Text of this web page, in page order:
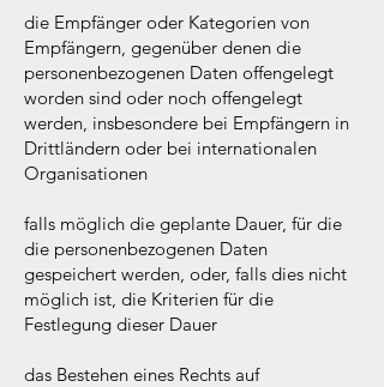
die Empfänger oder Kategorien von
Empfängern, gegenüber denen die
personenbezogenen Daten offengelegt
worden sind oder noch offengelegt
werden, insbesondere bei Empfängern in
Drittländern oder bei internationalen
Organisationen
falls möglich die geplante Dauer, für die
die personenbezogenen Daten
gespeichert werden, oder, falls dies nicht
möglich ist, die Kriterien für die
Festlegung dieser Dauer
das Bestehen eines Rechts auf